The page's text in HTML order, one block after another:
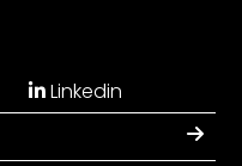
Linkedin